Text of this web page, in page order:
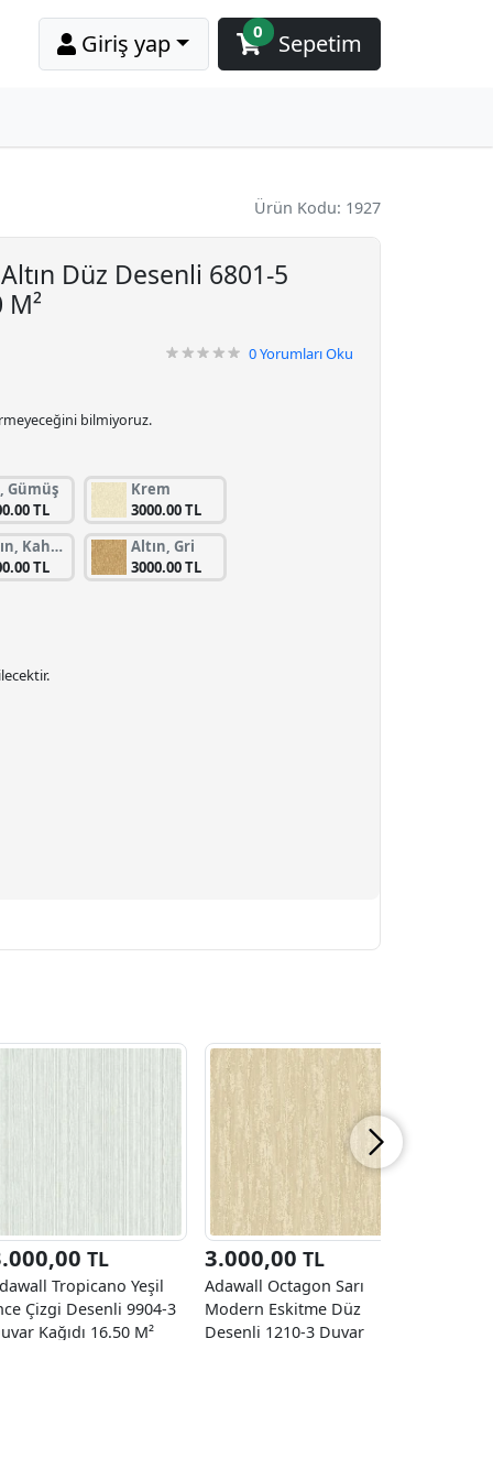
Giriş yap Sepetim
0
Ürün Kodu: 1927
Düz Desenli 6801-5
M²
0Yorumları Oku
bilmiyoruz.
Gümüş
TL
Krem
3000.00 TL
Altın, Kahverengi
TL
Altın, Gri
3000.00 TL
TL
Tropicano Yeşil
Çizgi Desenli 9904-3
Kağıdı 16.50 M²
3.000,00 TL
Adawall Octagon Sarı
Modern Eskitme Düz
Desenli 1210-3 Duvar